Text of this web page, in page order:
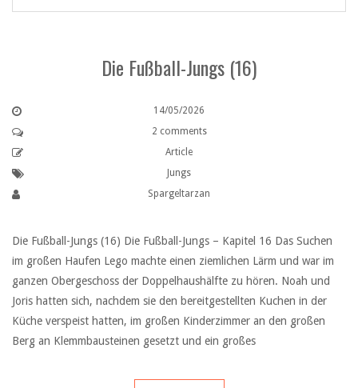
Die Fußball-Jungs (16)
14/05/2026
2 comments
Article
Jungs
Spargeltarzan
Die Fußball-Jungs (16) Die Fußball-Jungs – Kapitel 16 Das Suchen
im großen Haufen Lego machte einen ziemlichen Lärm und war im
ganzen Obergeschoss der Doppelhaushälfte zu hören. Noah und
Joris hatten sich, nachdem sie den bereitgestellten Kuchen in der
Küche verspeist hatten, im großen Kinderzimmer an den großen
Berg an Klemmbausteinen gesetzt und ein großes